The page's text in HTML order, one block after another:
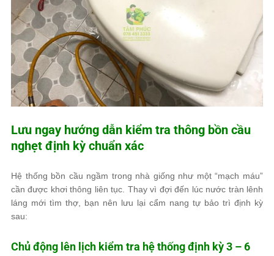
Lưu ngay hướng dẫn kiểm tra thông bồn cầu
nghẹt định kỳ chuẩn xác
Hệ thống bồn cầu ngầm trong nhà giống như một “mạch máu”
cần được khơi thông liên tục. Thay vì đợi đến lúc nước tràn lênh
láng mới tìm thợ, bạn nên lưu lại cẩm nang tự bảo trì định kỳ
sau:
Chủ động lên lịch kiểm tra hệ thống định kỳ 3 – 6